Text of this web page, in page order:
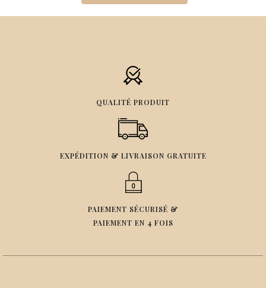
QUALITÉ PRODUIT
EXPÉDITION & LIVRAISON GRATUITE
PAIEMENT SÉCURISÉ &
PAIEMENT EN 4 FOIS